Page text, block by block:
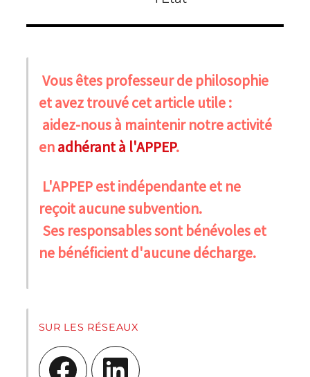
Vous êtes professeur de philosophie
et avez trouvé cet article utile :
aidez-nous à maintenir notre activité
enadhérant à l'APPEP.
L'APPEP est indépendante et ne
reçoit aucune subvention.
Ses responsables sont bénévoles et
ne bénéficient d'aucune décharge.
SUR LES RÉSEAUX
Facebook LinkedIn